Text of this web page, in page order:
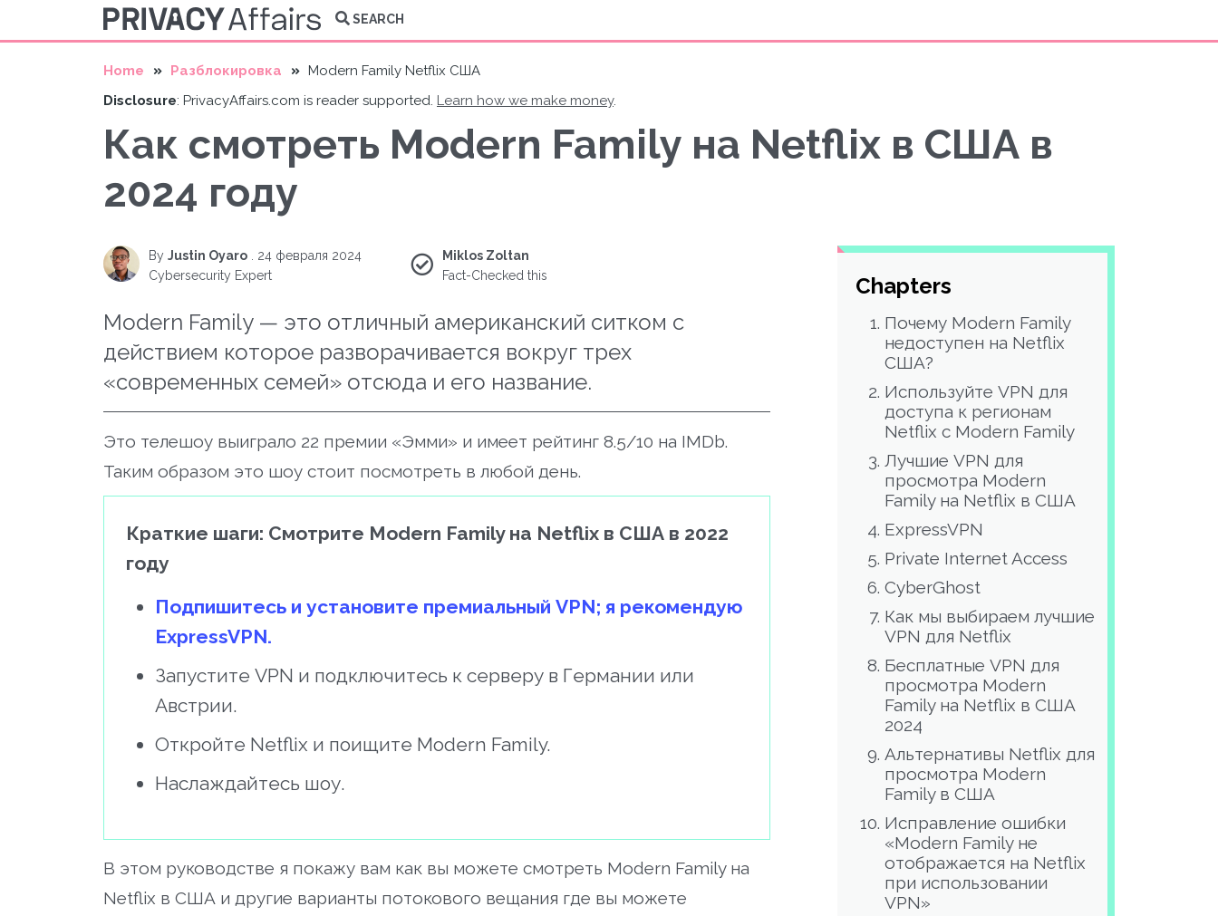
SEARCH
Home Разблокировка
Modern Family Netflix США
Disclosure: PrivacyAffairs.com is reader supported. Learn how we make money.
Как смотреть Modern Family на Netflix в США в
2024 году
By Justin Oyaro
24 февраля 2024
Cybersecurity Expert
Miklos Zoltan
Fact-Checked this
Modern Family — это отличный американский ситком с
действием которое разворачивается вокруг трех
«современных семей» отсюда и его название.
Это телешоу выиграло 22 премии «Эмми» и имеет рейтинг 8.5/10 на IMDb.
Таким образом это шоу стоит посмотреть в любой день.
Краткие шаги: Смотрите Modern Family на Netflix в США в 2022
году
Подпишитесь и установите премиальный VPN; я рекомендую
ExpressVPN.
Запустите VPN и подключитесь к серверу в Германии или
Австрии.
Откройте Netflix и поищите Modern Family.
Наслаждайтесь шоу.
В этом руководстве я покажу вам как вы можете смотреть Modern Family на
Netflix в США и другие варианты потокового вещания где вы можете
Chapters
Почему Modern Family
недоступен на Netflix
США?
Используйте VPN для
доступа к регионам
Netflix с Modern Family
Лучшие VPN для
просмотра Modern
Family на Netflix в США
ExpressVPN
Private Internet Access
CyberGhost
Как мы выбираем лучшие
VPN для Netflix
Бесплатные VPN для
просмотра Modern
Family на Netflix в США
2024
Альтернативы Netflix для
просмотра Modern
Family в США
Исправление ошибки
«Modern Family не
отображается на Netflix
при использовании
VPN»